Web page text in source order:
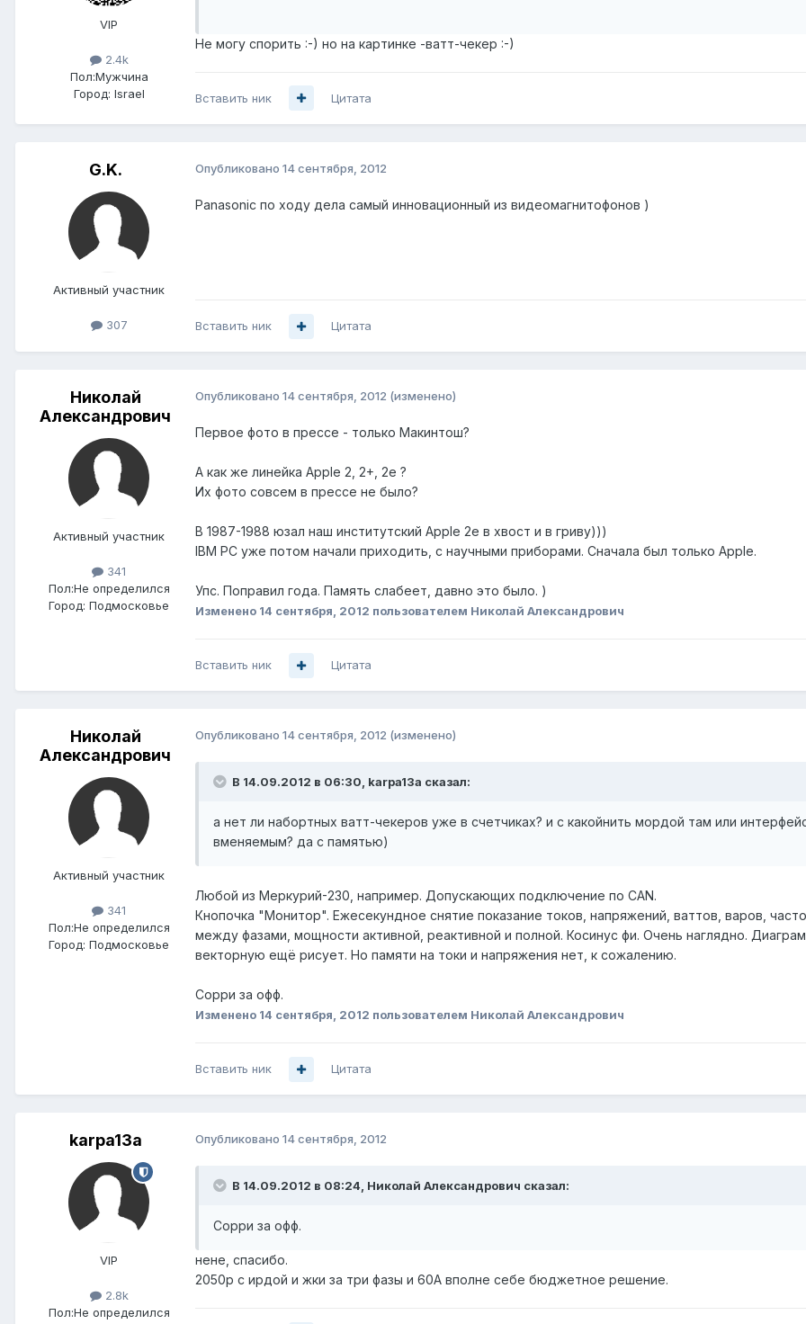
VIP
2.4k
Пол:Мужчина
Город: Israel
Не могу спорить :-) но на картинке -ватт-чекер :-)
Вставить ник Цитата
G.K.
Активный участник
307
Опубликовано 14 сентября, 2012
Panasonic по ходу дела самый инновационный из видеомагнитофонов )
Вставить ник Цитата
Николай
Александрович
Активный участник
341
Пол:Не определился
Город: Подмосковье
Опубликовано 14 сентября, 2012 (изменено)
Первое фото в прессе - только Макинтош?
А как же линейка Apple 2, 2+, 2e ?
Их фото совсем в прессе не было?
В 1987-1988 юзал наш институтский Apple 2e в хвост и в гриву)))
IBM PC уже потом начали приходить, с научными приборами. Сначала был только Apple.
Упс. Поправил года. Память слабеет, давно это было. )
Изменено 14 сентября, 2012 пользователем Николай Александрович
Вставить ник Цитата
Николай
Александрович
Активный участник
341
Пол:Не определился
Город: Подмосковье
Опубликовано 14 сентября, 2012 (изменено)
В 14.09.2012 в 06:30, karpa13a сказал:
а нет ли набортных ватт-чекеров уже в счетчиках? и с какойнить мордой там или
вменяемым? да с памятью)
Любой из Меркурий-230, например. Допускающих подключение по CAN.
Кнопочка "Монитор". Ежесекундное снятие показание токов, напряжений, ваттов, варов,
между фазами, мощности активной, реактивной и полной. Косинус фи. Очень наглядно.
векторную ещё рисует. Но памяти на токи и напряжения нет, к сожалению.
Сорри за офф.
Изменено 14 сентября, 2012 пользователем Николай Александрович
Вставить ник Цитата
karpa13a
VIP
2.8k
Пол:Не определился
Опубликовано 14 сентября, 2012
В 14.09.2012 в 08:24, Николай Александрович сказал:
Сорри за офф.
нене, спасибо.
2050р с ирдой и жки за три фазы и 60А вполне себе бюджетное решение.